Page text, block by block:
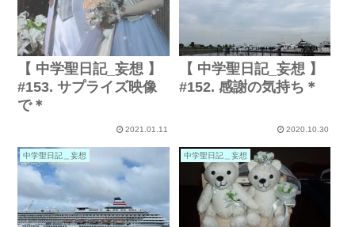
【 中学聖日記_妄想 】
#153. サプライズ映像
で＊
2021.01.11
【 中学聖日記_妄想 】
#152. 感謝の気持ち＊
2020.10.30
中学聖日記＿妄想 中学聖日記＿妄想